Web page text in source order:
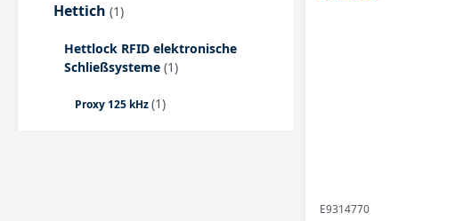
Hettich (1)
Hettlock RFID elektronische
Schließsysteme (1)
Proxy 125 kHz(1)
E9314770